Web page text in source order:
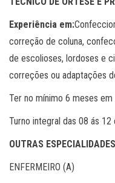
Experiência em:
correção de coluna,
de escolioses, lordoses e
correções ou adaptações
Ter no mínimo 6 meses em
Turno integral das 08 ás 12
OUTRAS
ENFERMEIRO (A)